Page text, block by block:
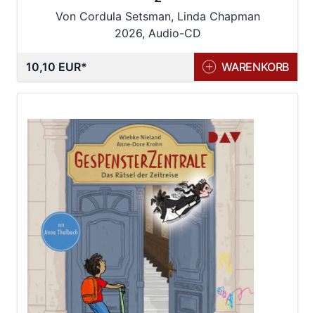
Von Cordula Setsman, Linda Chapman
2026, Audio-CD
10,10 EUR WARENKORB